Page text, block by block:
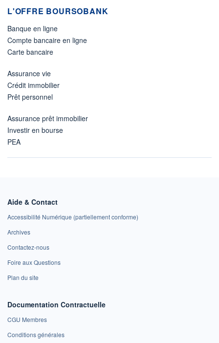
L'OFFRE BOURSOBANK
Banque en ligne
Compte bancaire en ligne
Carte bancaire
Assurance vie
Crédit immobilier
Prêt personnel
Assurance prêt immobilier
Investir en bourse
PEA
Aide & Contact
Accessibilité Numérique (partiellement conforme)
Archives
Contactez-nous
Foire aux Questions
Plan du site
Documentation Contractuelle
CGU Membres
Conditions générales